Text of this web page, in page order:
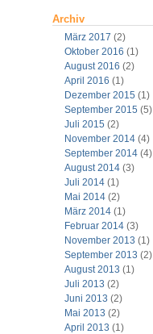
Archiv
März 2017 (2)
Oktober 2016 (1)
August 2016 (2)
April 2016 (1)
Dezember 2015 (1)
September 2015 (5)
Juli 2015 (2)
November 2014(4)
September 2014(4)
August 2014(3)
Juli 2014(1)
Mai 2014(2)
März 2014(1)
Februar 2014(3)
November 2013 (1)
September 2013 (2)
August 2013 (1)
Juli 2013 (2)
Juni 2013 (2)
Mai 2013 (2)
April 2013 (1)